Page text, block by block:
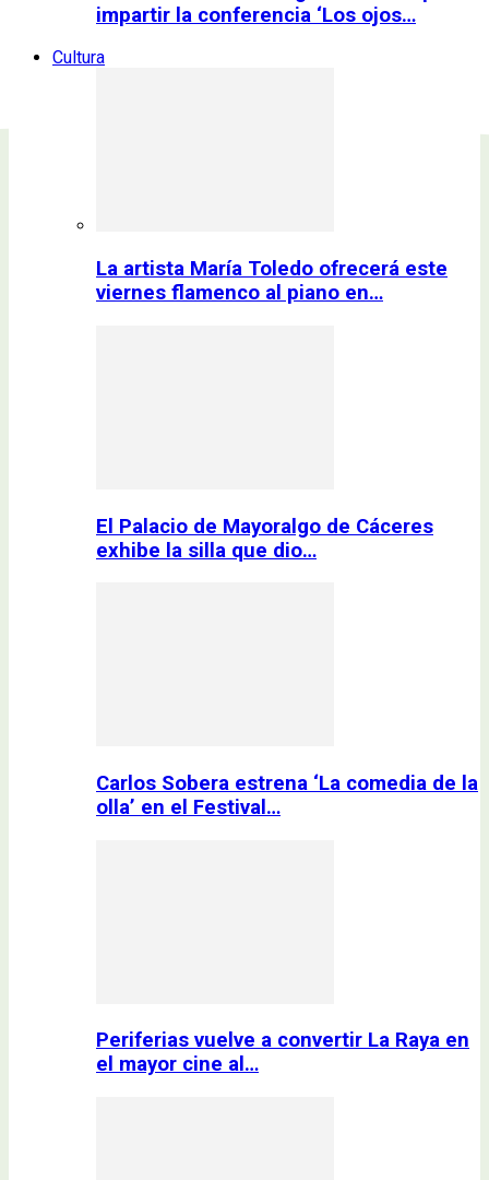
impartir la conferencia ‘Los ojos…
Cultura
La artista María Toledo ofrecerá este
viernes flamenco al piano en…
El Palacio de Mayoralgo de Cáceres
exhibe la silla que dio…
Carlos Sobera estrena ‘La comedia de la
olla’ en el Festival…
Periferias vuelve a convertir La Raya en
el mayor cine al…